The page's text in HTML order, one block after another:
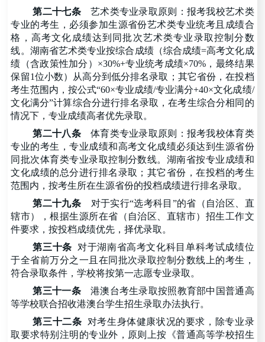
第二十七条艺术类专业录取原则：报考我校艺术类
专业的考生，必须参加生源省份艺术类专业统考且成绩合
格，高考文化成绩达到同批次艺术类专业录取控制分数
线。湖南省艺术类专业按综合成绩（综合成绩=高考文化成
绩（含政策性加分）×30%+专业统考成绩×70%，最终结果
保留1位小数）从高分到低分排名录取；其它省份，在投档
考生范围内，按公式“60×专业成绩/专业满分+40×文化成绩/
文化满分”计算综合分进行排名录取，在考生综合分相同的
情况下，专业成绩高者优先录取。
第二十八条体育类专业录取原则：报考我校体育类
专业的考生，专业成绩和高考文化成绩必须达到生源省份
同批次体育类专业录取控制分数线。湖南省按专业成绩和
文化成绩的总分进行排名录取；其它省份，在投档的考生
范围内，按考生所在生源省份的投档成绩进行排名录取。
第二十九条 对于实行“选考科目”的省（自治区、直
辖市），根据生源所在省（自治区、直辖市）招生工作文
件要求，按投档成绩优先，择优录取。
第三十条
对于湖南省高考文化科目单科考试成绩位
于全省前万分之一且在同批次录取控制分数线上的考生，
符合录取条件，学校将按第一志愿专业录取。
第三十一条港澳台考生录取按照教育部中国普通高
等学校联合招收港澳台学生招生录取办法执行。
第三十二条
对考生身体健康状况的要求，除专业录
取要求特别注明的专业外，原则上按《普通高等学校招生